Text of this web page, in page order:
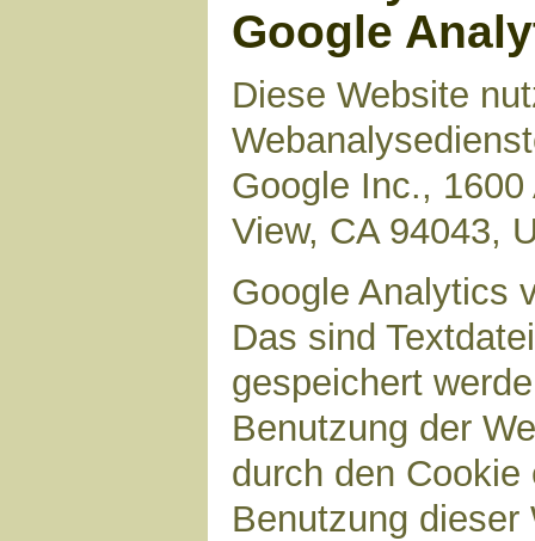
Google
Diese Website
Google Inc.,
View, CA 94043,
Google Analytics
Das sind
gespeichert
Benutzung der
durch den
Benutzung dieser